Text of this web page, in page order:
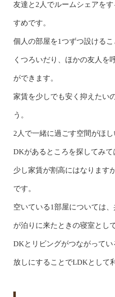
友達と2人でルームシェアを
すめです。
個人の部屋を1つずつ設ける
くつろいだり、ほかの友人を
ができます。
家賃を少しでも安く抑えたい
う。
2人で一緒に過ごす空間がほ
DKがあるところを探してみて
少し家賃が割高にはなります
です。
空いている1部屋については
が泊りに来たときの寝室とし
DKとリビングがつながって
放しにすることでLDKとして